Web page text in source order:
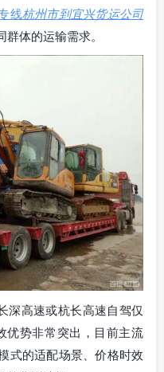
线杭州市到宜兴货运公司
体的运输需求。
深高速或杭长高速自驾仅
优势非常突出，目前主流
式的适配场景、价格时效